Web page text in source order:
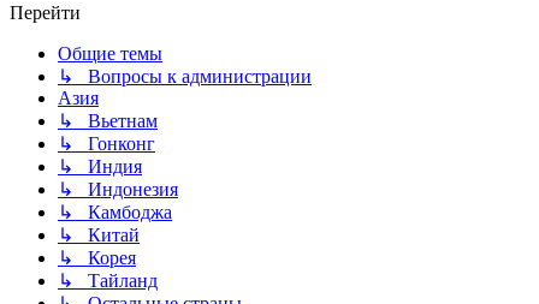
Перейти
Общие темы
↳ Вопросы к администрации
Азия
↳ Вьетнам
↳ Гонконг
↳ Индия
↳ Индонезия
↳ Камбоджа
↳ Китай
↳ Корея
↳ Тайланд